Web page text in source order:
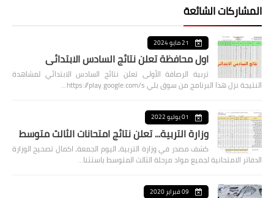
المشاركات الشائعة
21 مايو 2024
اول محافظة تعلن نتائج السادس الابتدائي
تربية الرصافة الأولى تعلن نتائج السادس الابتدائي لمشاهدة
النتيجة نزل هذا البرنامج من سوق بلي https://play.google.com/s…
01 يوليو 2022
وزارة التربية... تعلن نتائج امتحانات الثالث متوسط
كشف مصدر في وزارة التربية، اليوم الجمعة، اكمال تصحيح الوزارة
الدفاتر الامتحانية لجميع مواد مرحلة الثالث المتوسط باستثنا…
09 فبراير 2020